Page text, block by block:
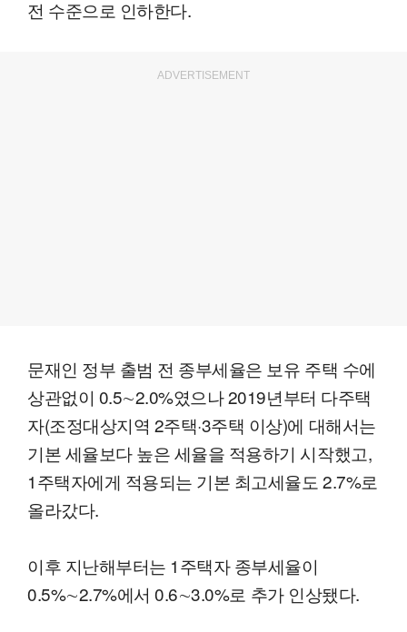
전 수준으로 인하한다.
ADVERTISEMENT
문재인 정부 출범 전 종부세율은 보유 주택 수에
상관없이 0.5∼2.0%였으나 2019년부터 다주택
자(조정대상지역 2주택·3주택 이상)에 대해서는
기본 세율보다 높은 세율을 적용하기 시작했고,
1주택자에게 적용되는 기본 최고세율도 2.7%로
올라갔다.
이후 지난해부터는 1주택자 종부세율이
0.5%∼2.7%에서 0.6∼3.0%로 추가 인상됐다.